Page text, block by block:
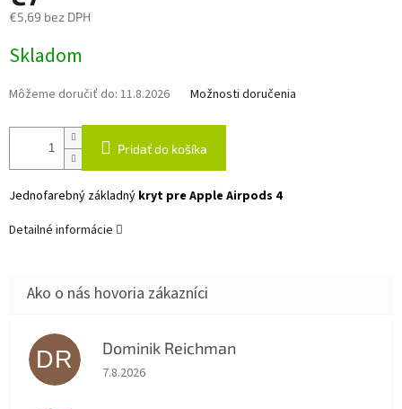
€5,69 bez DPH
cena:
Skladom
Môžeme doručiť do: 11.8.2026 Možnosti doručenia
Pridať do košíka
Jednofarebný základný kryt pre Apple Airpods 4
Detailné informácie
DR Dominik Reichman
Hodnotenie obchodu je 5 z 5 hviezdičiek.
7.8.2026